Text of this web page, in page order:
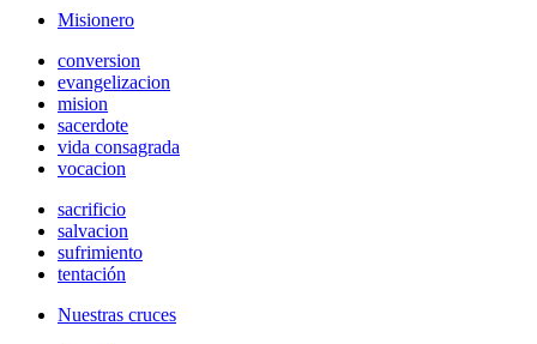
Misionero
conversion
evangelizacion
mision
sacerdote
vida consagrada
vocacion
sacrificio
salvacion
sufrimiento
tentación
Nuestras cruces